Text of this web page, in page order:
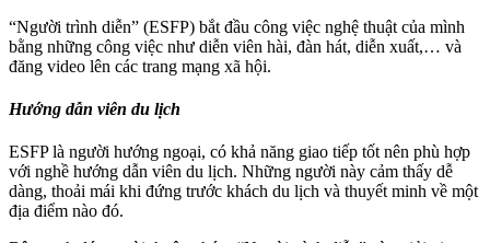
“Người trình diễn” (ESFP) bắt đầu công việc nghệ thuật của mình
bằng những công việc như diễn viên hài, đàn hát, diễn xuất,… và
đăng video lên các trang mạng xã hội.
Hướng dẫn viên du lịch
ESFP là người hướng ngoại, có khả năng giao tiếp tốt nên phù hợp
với nghề hướng dẫn viên du lịch. Những người này cảm thấy dễ
dàng, thoải mái khi đứng trước khách du lịch và thuyết minh về một
địa điểm nào đó.